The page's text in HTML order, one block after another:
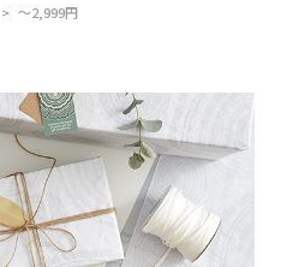
～2,999円